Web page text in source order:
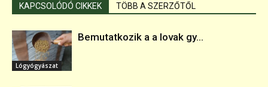
KAPCSOLÓDÓ CIKKEK TÖBB A SZERZŐTŐL
Lógyógyászat
Bemutatkozik a a lovak gy...